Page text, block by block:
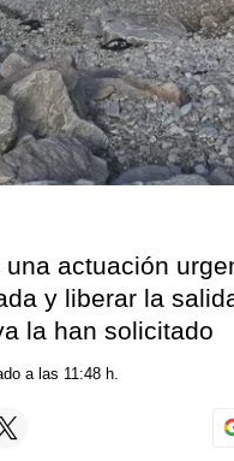
una actuación
y liberar la
la han solicitado
a las 11:48 h.